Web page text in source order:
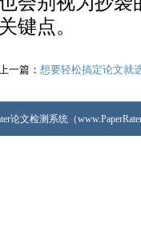
关键点。
一篇： 想要轻松搞定论文就
论文检测系统（